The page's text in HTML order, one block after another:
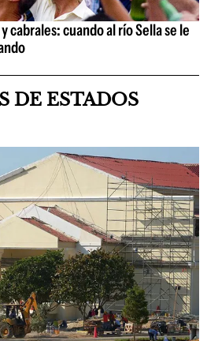
cabrales: cuando al río Sella se le
DE ESTADOS